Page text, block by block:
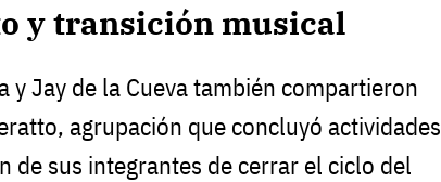
y transición musical
y Jay de la Cueva también compartieron
agrupación que concluyó actividades
de sus integrantes de cerrar el ciclo del